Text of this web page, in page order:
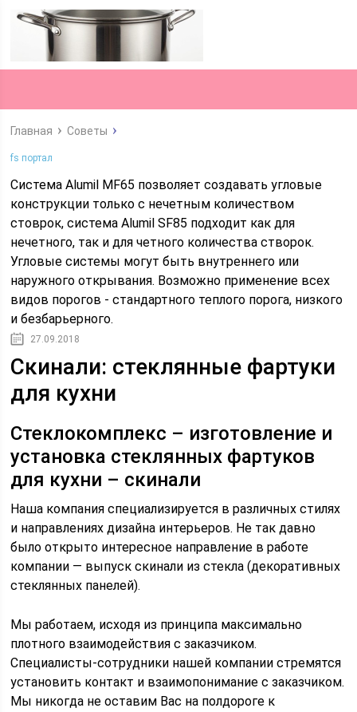
Главная Советы
fs портал
Система Alumil MF65 позволяет создавать угловые
конструкции только с нечетным количеством
стоврок, система Alumil SF85 подходит как для
нечетного, так и для четного количества створок.
Угловые системы могут быть внутреннего или
наружного открывания. Возможно применение всех
видов порогов - стандартного теплого порога, низкого
и безбарьерного.
27.09.2018
Скинали: стеклянные фартуки
для кухни
Стеклокомплекс – изготовление и
установка стеклянных фартуков
для кухни – скинали
Наша компания специализируется в различных стилях
и направлениях дизайна интерьеров. Не так давно
было открыто интересное направление в работе
компании — выпуск скинали из стекла (декоративных
стеклянных панелей).
Мы работаем, исходя из принципа максимально
плотного взаимодействия с заказчиком.
Специалисты-сотрудники нашей компании стремятся
установить контакт и взаимопонимание с заказчиком.
Мы никогда не оставим Вас на полдороге к